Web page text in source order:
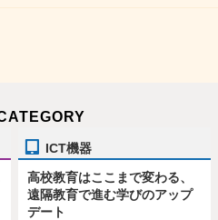
ICT機器
高校教育はここまで変わる、
遠隔教育で進む学びのアップ
デート